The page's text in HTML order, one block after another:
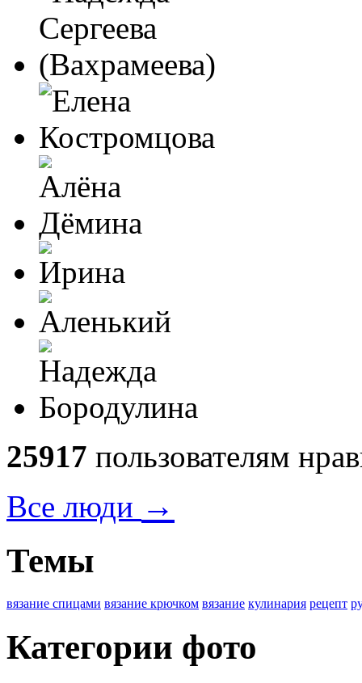
25917 пользователям
Все люди →
Темы
вязание спицами вязание крючком вязание кулинария рецепт
Категории фото